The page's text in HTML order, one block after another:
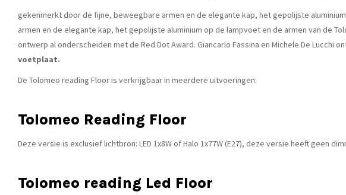
gekenmerkt door de fijne, beweegbare armen en de elegante kap, het gepolijste
armen en de elegante kap, het gepolijste aluminium op de lampvoet en de armen van de
ontwerp al onderscheiden met de Red Dot Award. Giancarlo Fassina en Michele De
voetplaat.
De Tolomeo reading Floor is verkrijgbaar in meerdere uitvoeringen:
Tolomeo Reading Floor
Deze versie is exclusief lichtbron: LED 1x8W of Halo 1x77W (E27), deze versie heeft geen
Tolomeo reading Led Floor